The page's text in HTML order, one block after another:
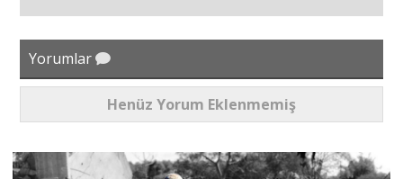
Yorumlar
Henüz Yorum Eklenmemiş